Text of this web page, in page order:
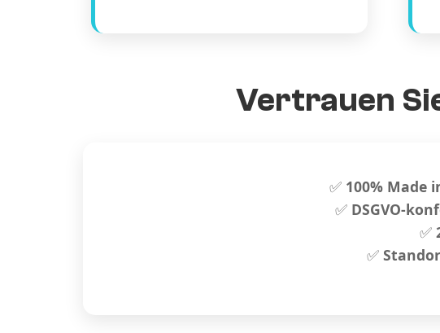
Vertrauen
✅ 100% Made
✅ DSGVO-
✅
✅